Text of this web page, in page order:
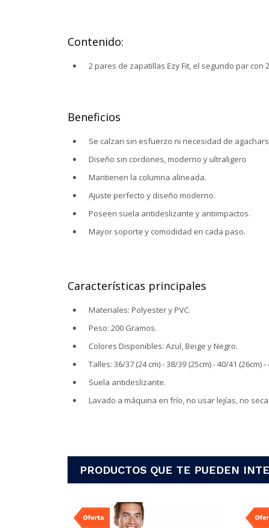
Contenido:
2 pares de zapatillas Ezy Fit, el segundo par con
Beneficios
Se calzan sin esfuerzo ni necesidad de
Diseño sin cordones, moderno y ultraligero
Mantienen la columna alineada.
Ajuste perfecto y diseño moderno.
Poseen suela antideslizante y antiimpactos.
Mayor soporte y comodidad en cada paso.
Características principales
Materiales: Polyester y PVC.
Peso: 200 Gramos.
Colores Disponibles: Azul, Beige y Negro.
Talles: 36/37 (24 cm) - 38/39 (25cm) - 40/41 (26cm) -
Suela antideslizante.
Lavado a máquina en frío, no usar lejías, no
PRODUCTOS QUE TE PUEDEN